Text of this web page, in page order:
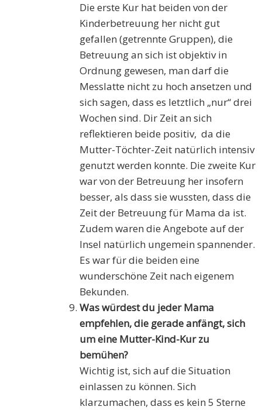
Die erste Kur hat beiden von der
Kinderbetreuung her nicht gut
gefallen (getrennte Gruppen), die
Betreuung an sich ist objektiv in
Ordnung gewesen, man darf die
Messlatte nicht zu hoch ansetzen und
sich sagen, dass es letztlich „nur“ drei
Wochen sind. Dir Zeit an sich
reflektieren beide positiv, da die
Mutter-Töchter-Zeit natürlich intensiv
genutzt werden konnte. Die zweite Kur
war von der Betreuung her insofern
besser, als dass sie wussten, dass die
Zeit der Betreuung für Mama da ist.
Zudem waren die Angebote auf der
Insel natürlich ungemein spannender.
Es war für die beiden eine
wunderschöne Zeit nach eigenem
Bekunden.
Was würdest du jeder Mama
empfehlen, die gerade anfängt, sich
um eine Mutter-Kind-Kur zu
bemühen?
Wichtig ist, sich auf die Situation
einlassen zu können. Sich
klarzumachen, dass es kein 5 Sterne